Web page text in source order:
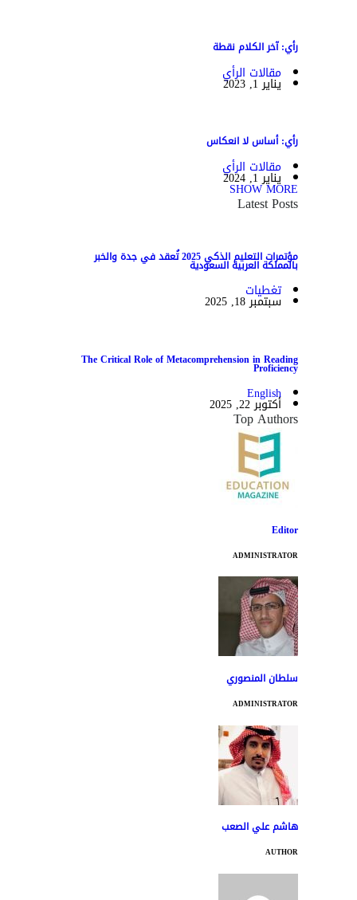
رأي: آخر الكلام نقطة
مقالات الرأي
يناير 1, 2023
رأي: أساس لا انعكاس
مقالات الرأي
يناير 1, 2024
SHOW MORE
Latest Posts
مؤتمرات التعليم الذكي 2025 تُعقد في جدة والخبر بالمملكة العربية السعودية
تغطيات
سبتمبر 18, 2025
The Critical Role of Metacomprehension in Reading
Proficiency
English
أكتوبر 22, 2025
Top Authors
Editor
ADMINISTRATOR
سلطان المنصوري
ADMINISTRATOR
هاشم علي الصعب
AUTHOR